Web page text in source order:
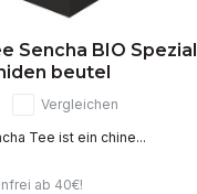
Sencha BIO Spezial
beutel
Vergleichen
Tee ist ein chine...
ab 40€!